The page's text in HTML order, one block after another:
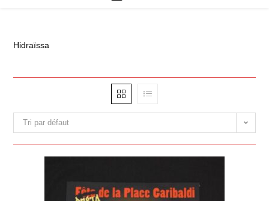
Hidraïssa
Tri par défaut